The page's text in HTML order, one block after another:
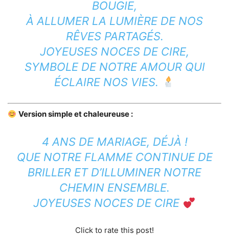
BOUGIE,
À ALLUMER LA LUMIÈRE DE NOS
RÊVES PARTAGÉS.
JOYEUSES NOCES DE CIRE,
SYMBOLE DE NOTRE AMOUR QUI
ÉCLAIRE NOS VIES.
Version simple et chaleureuse :
4 ANS DE MARIAGE, DÉJÀ !
QUE NOTRE FLAMME CONTINUE DE
BRILLER ET D’ILLUMINER NOTRE
CHEMIN ENSEMBLE.
JOYEUSES NOCES DE CIRE
Click to rate this post!